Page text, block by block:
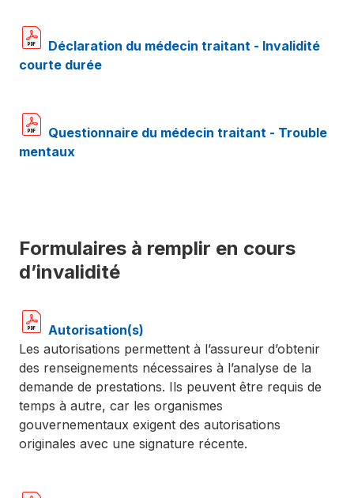
Déclaration du médecin traitant - Invalidité
courte durée
Questionnaire du médecin traitant - Trouble
mentaux
Formulaires à remplir en cours
d’invalidité
Autorisation(s)
Les autorisations permettent à l’assureur d’obtenir
des renseignements nécessaires à l’analyse de la
demande de prestations. Ils peuvent être requis de
temps à autre, car les organismes
gouvernementaux exigent des autorisations
originales avec une signature récente.